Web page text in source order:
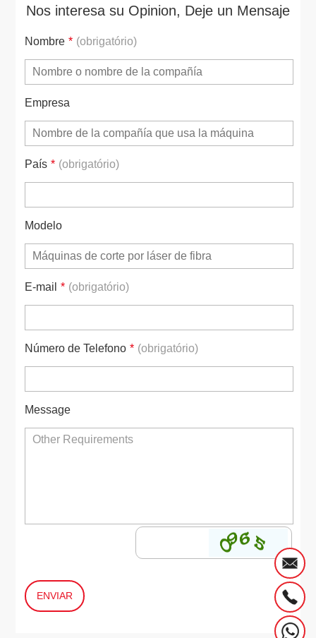
Nos interesa su Opinion, Deje un Mensaje
Nombre * (obrigatório)
Empresa
País * (obrigatório)
Modelo
E-mail * (obrigatório)
Número de Telefono * (obrigatório)
Message